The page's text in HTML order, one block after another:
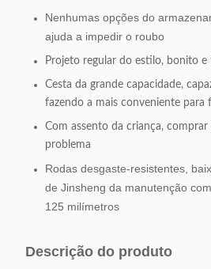
Nenhumas opções do
ajuda a impedir o roubo
Projeto regular do estilo, bonito e
Cesta da grande capacidade,
fazendo a mais conveniente para
Com assento da criança,
problema
Rodas desgaste-resistentes,
de Jinsheng da manutenção
125 milímetros
Descrição do produto